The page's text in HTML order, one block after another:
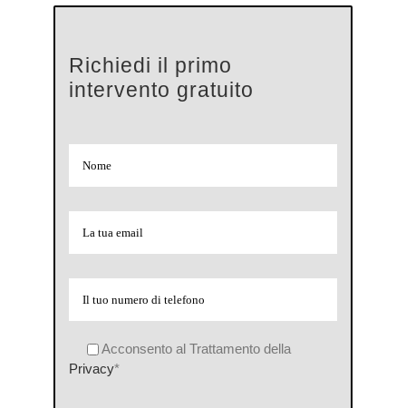
Richiedi il primo
intervento gratuito
Acconsento al Trattamento della
Privacy*